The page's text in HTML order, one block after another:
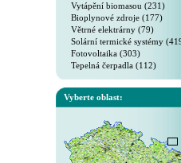
Vytápění biomasou (231)
Bioplynové zdroje (177)
Větrné elektrárny (79)
Solární termické systémy
Fotovoltaika (303)
Tepelná čerpadla (112)
Vyberte oblast: